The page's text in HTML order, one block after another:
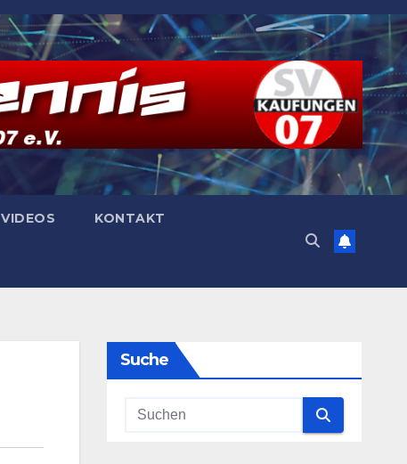
VIDEOS KONTAKT
Suche